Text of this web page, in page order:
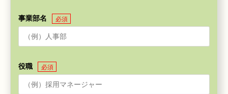
事業部名 必須
役職 必須